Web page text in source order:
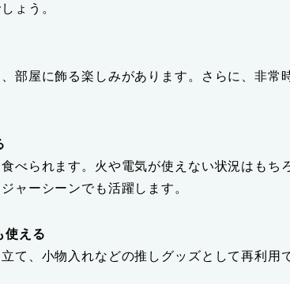
ょう。
部屋に飾る楽しみがあります。さらに、非常
べられます。火や電気が使えない状況はもち
ャーシーンでも活躍します。
使える
て、小物入れなどの推しグッズとして再利用